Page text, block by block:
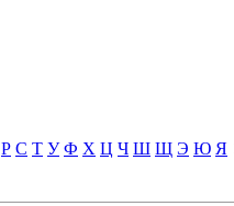
Р С Т У Ф Х Ц Ч Ш Щ Э Ю Я